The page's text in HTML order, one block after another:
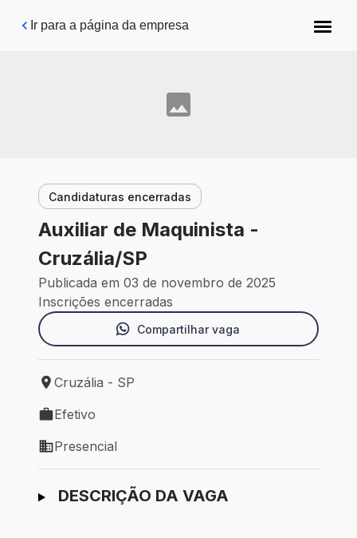
Pular para o conteúdo principal
Ir para a página da empresa
Candidaturas encerradas
Auxiliar de Maquinista -
Cruzália/SP
Publicada em 03 de novembro de 2025
Inscrições encerradas
Compartilhar vaga
Local de trabalho: Cruzália - SP
Cruzália - SP
Tipo de vaga: Efetivo
Efetivo
Modelo de trabalho: Presencial
Presencial
Ir para candidatura
DESCRIÇÃO DA VAGA